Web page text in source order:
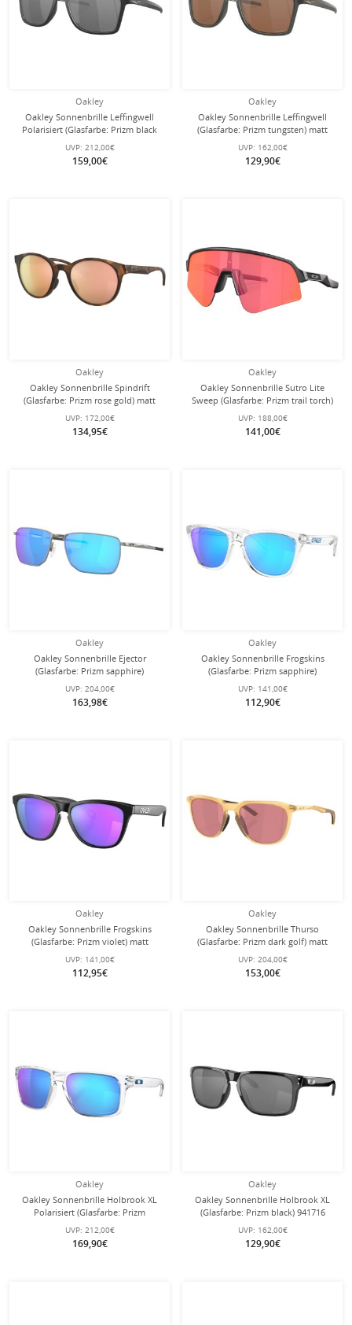
Oakley
Oakley Sonnenbrille Leffingwell
Polarisiert (Glasfarbe: Prizm black
polarized) matt schwarz/ink - 1 Brille
UVP: 212,00€
159,00€
Oakley
Oakley Sonnenbrille Leffingwell
(Glasfarbe: Prizm tungsten) matt
grau/smoke - 1 Brille
UVP: 162,00€
129,90€
Oakley
Oakley Sonnenbrille Spindrift
(Glasfarbe: Prizm rose gold) matt
braun tortoise Damen - 1 Brille
UVP: 172,00€
134,95€
Oakley
Oakley Sonnenbrille Sutro Lite
Sweep (Glasfarbe: Prizm trail torch)
matt carbongrau - 1 Brille mit
Hartschalenetui
UVP: 188,00€
141,00€
Oakley
Oakley Sonnenbrille Ejector
(Glasfarbe: Prizm sapphire)
chromgrau satiniert - 1 Brille
UVP: 204,00€
163,98€
Oakley
Oakley Sonnenbrille Frogskins
(Glasfarbe: Prizm sapphire)
transparent kristallklar 9013D0 - 1
Brille
UVP: 141,00€
112,90€
Oakley
Oakley Sonnenbrille Frogskins
(Glasfarbe: Prizm violet) matt
schwarz/violett 9013H6 - 1 Brille
UVP: 141,00€
112,95€
Oakley
Oakley Sonnenbrille Thurso
(Glasfarbe: Prizm dark golf) matt
grenache orange - 1 Brille
UVP: 204,00€
153,00€
Oakley
Oakley Sonnenbrille Holbrook XL
Polarisiert (Glasfarbe: Prizm
sapphire polarized) transparent
glänzend - 1 Brille
UVP: 212,00€
169,90€
Oakley
Oakley Sonnenbrille Holbrook XL
(Glasfarbe: Prizm black) 941716
schwarz glänzend - 1 Brille
UVP: 162,00€
129,90€